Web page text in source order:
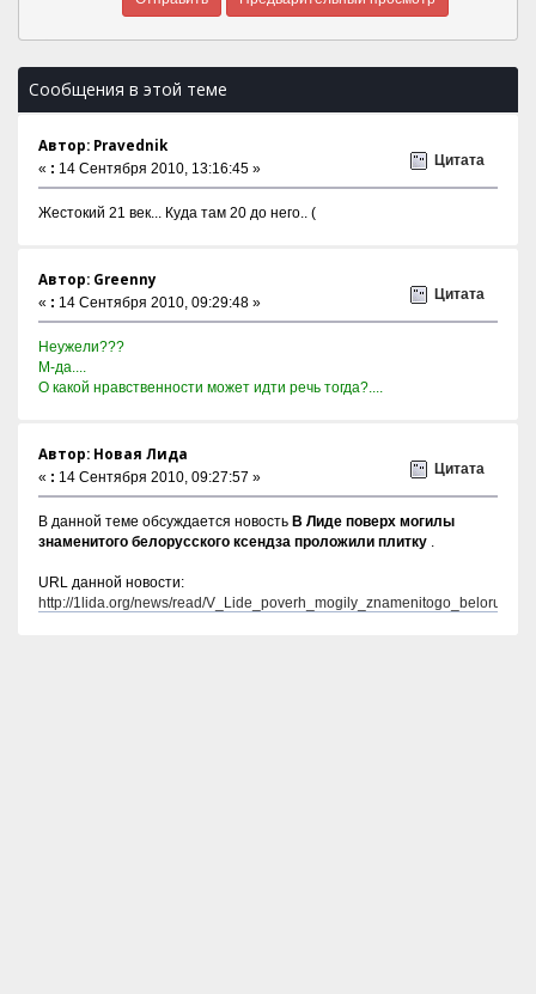
Сообщения в этой теме
Автор: Pravednik
« : 14 Сентября 2010, 13:16:45 »
Цитата
Жестокий 21 век... Куда там 20 до него.. (
Автор: Greenny
« : 14 Сентября 2010, 09:29:48 »
Цитата
Неужели???
М-да....
О какой нравственности может идти речь тогда?....
Автор: Новая Лида
« : 14 Сентября 2010, 09:27:57 »
Цитата
В данной теме обсуждается новость В Лиде поверх могилы
знаменитого белорусского ксендза проложили плитку .
URL данной новости:
http://1lida.org/news/read/